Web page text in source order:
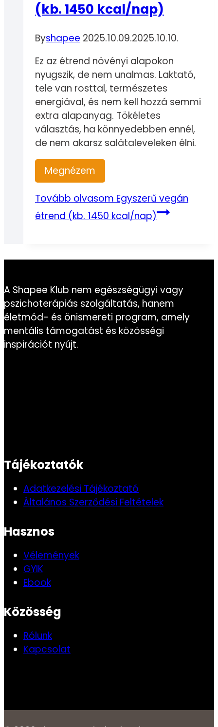
(kb. 1450 kcal/nap)
Byshapee 2025.10.09.2025.10.10.
Ez az étrend növényi alapokon
nyugszik, de nem unalmas. Laktató,
tele van rosttal, természetes
energiával, és nem kell hozzá semmi
extra alapanyag. Tökéletes
választás, ha könnyedebben ennél,
de nem akarsz salátaleveleken élni.
Megnézem
Tovább olvasomEgyszerű vegán
étrend (kb. 1450 kcal/nap)
A Shapee Klub nem egészségügyi vagy
pszichoterápiás szolgáltatás, hanem
életmód- és önismereti program, amely
mentális támogatást és közösségi
inspirációt nyújt.
Tájékoztatók
Adatkezelési Tájékoztató
Általános Szerződési Feltételek
Hasznos
Vélemények
GYIK
Ebook
Közösség
Rólunk
Kapcsolat